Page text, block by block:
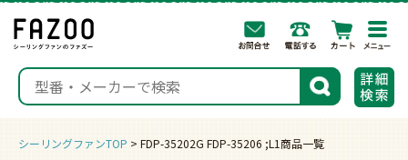
検索
シーリングファンTOP FDP-35202G FDP-35206 ;L1商品一覧